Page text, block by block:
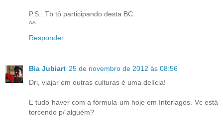
P.S.: Tb tô participando desta BC.
^^
Responder
Bia Jubiart 25 de novembro de 2012 às 08:56
Dri, viajar em outras culturas é uma delícia!
E tudo haver com a fórmula um hoje em Interlagos. Vc está
torcendo p/ alguém?